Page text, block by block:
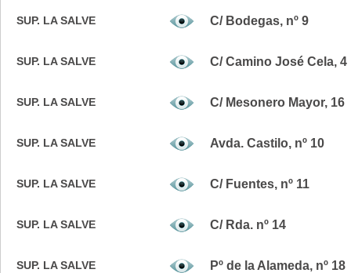
SUP. LA SALVE C/ Bodegas, nº 9
SUP. LA SALVE C/ Camino José Cela, 4
SUP. LA SALVE C/ Mesonero Mayor, 16
SUP. LA SALVE Avda. Castilo, nº 10
SUP. LA SALVE C/ Fuentes, nº 11
SUP. LA SALVE C/ Rda. nº 14
SUP. LA SALVE Pº de la Alameda, nº 18